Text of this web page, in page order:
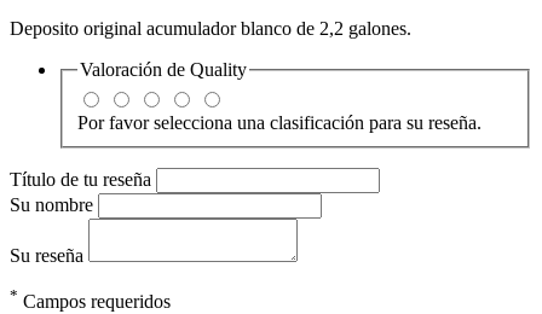
Deposito original acumulador blanco de 2,2 galones.
Valoración de Quality
Por favor selecciona una clasificación para su reseña.
Título de tu reseña
Su nombre
Su reseña
* Campos requeridos